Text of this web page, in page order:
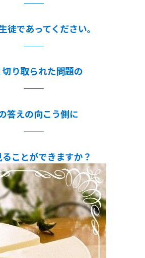
徒であってください。
り取られた問題の
答えの向こう側に
ことができますか？